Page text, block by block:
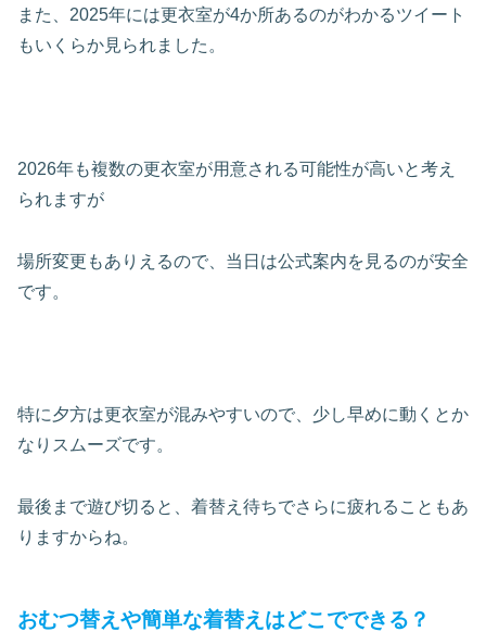
また、2025年には更衣室が4か所あるのがわかるツイート
もいくらか見られました。
2026年も複数の更衣室が用意される可能性が高いと考え
られますが
場所変更もありえるので、当日は公式案内を見るのが安全
です。
特に夕方は更衣室が混みやすいので、少し早めに動くとか
なりスムーズです。
最後まで遊び切ると、着替え待ちでさらに疲れることもあ
りますからね。
おむつ替えや簡単な着替えはどこでできる？